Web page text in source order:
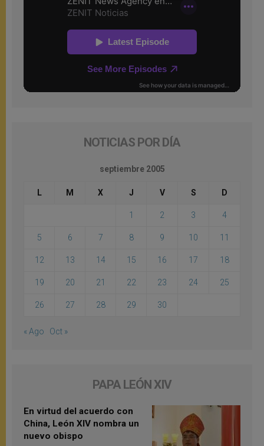
NOTICIAS POR DÍA
septiembre 2005
L M X J V S D
1 2 3 4
5 6 7 8 9 10 11
12 13 14 15 16 17 18
19 20 21 22 23 24 25
26 27 28 29 30
« Ago Oct »
PAPA LEÓN XIV
En virtud del acuerdo con
China, León XIV nombra un
nuevo obispo